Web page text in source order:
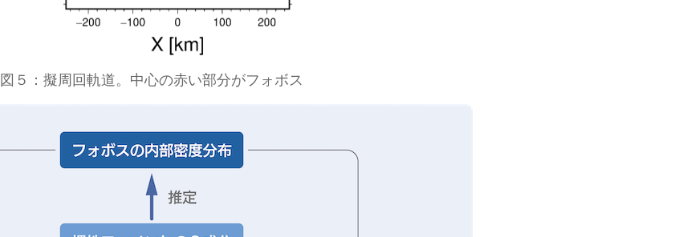
図５：擬周回軌道。中心の赤い部分がフォボス